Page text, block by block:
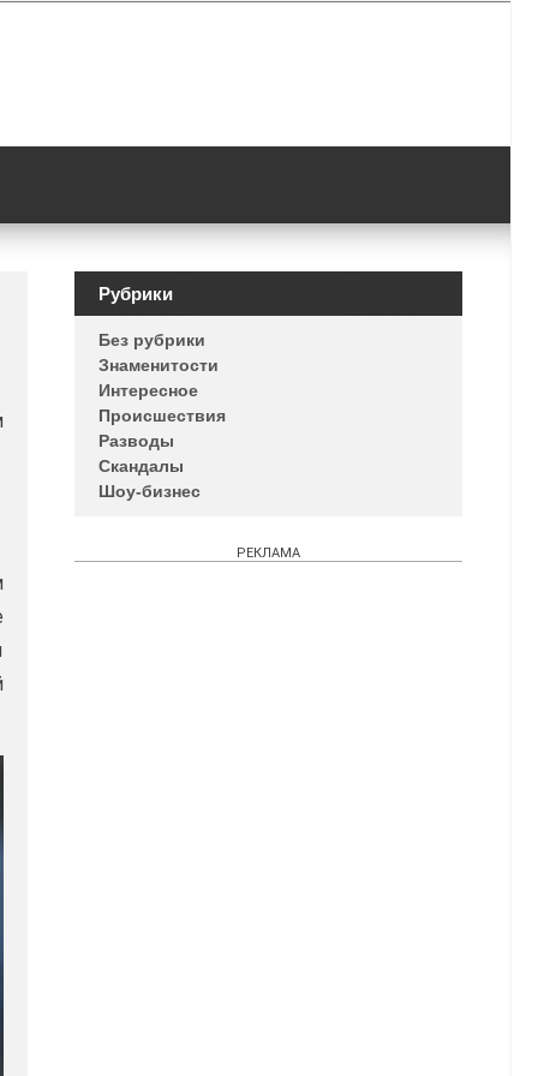
Рубрики
Без рубрики
Знаменитости
Интересное
Происшествия
Разводы
Скандалы
Шоу-бизнес
РЕКЛАМА